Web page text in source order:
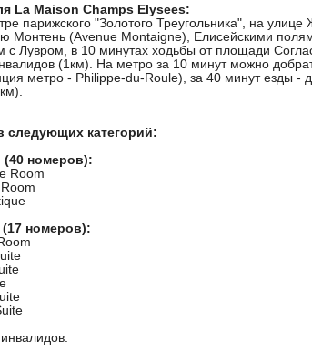
La Maison Champs Elysees:
парижского "Золотого Треугольника", на
Монтень (Avenue Montaigne), Елисейскими
с Лувром, в 10 минутах ходьбы от площади
(1км). На метро за 10 минут можно
метро - Philippe-du-Roule), за 40 минут езды -
следующих категорий:
номеров):
Room
номеров):